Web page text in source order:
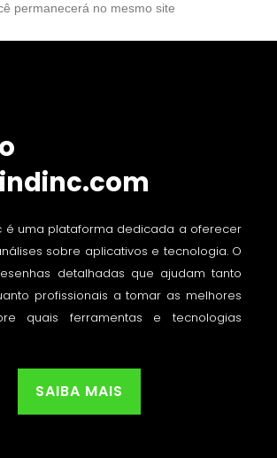
permanecerá no mesmo site
é uma plataforma dedicada a oferecer
sobre aplicativos e tecnologia. O
detalhadas que ajudam tanto
profissionais a tomar as melhores
quais ferramentas e tecnologias
SAIBA MAIS